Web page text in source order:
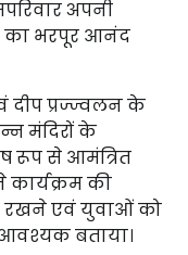
अपनी
का भरपूर आनंद
प्रज्ज्वलन के
मंदिरों के
रूप से आमंत्रित
कार्यक्रम की
रखने एवं युवाओं को
बताया।